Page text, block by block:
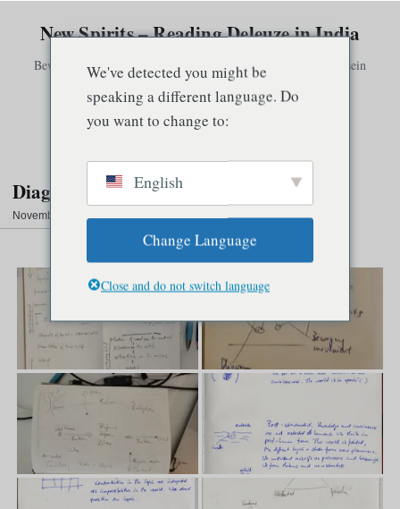
New Spirits – Reading Deleuze in India
Bewusstsein existiert nur in Verbindung mit anderem Bewusstsein
Speisekarte
Diagrams
November 27, 2022 · 1 Min. Lesezeit
Diagrams
We've detected you might be
speaking a different language. Do
you want to change to:
English
Change Language
Close and do not switch language